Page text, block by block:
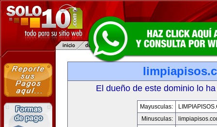
El dueño de este dominio lo
Mayusculas:
Minusculas: